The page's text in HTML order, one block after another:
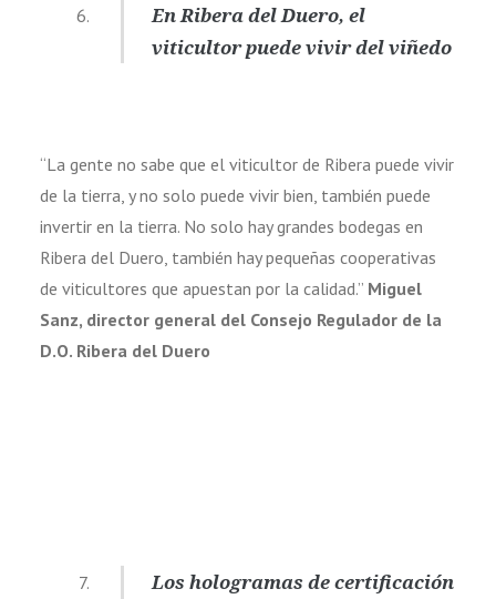
En Ribera del Duero, el
viticultor puede vivir del viñedo
“La gente no sabe que el viticultor de Ribera puede vivir
de la tierra, y no solo puede vivir bien, también puede
invertir en la tierra. No solo hay grandes bodegas en
Ribera del Duero, también hay pequeñas cooperativas
de viticultores que apuestan por la calidad.” Miguel
Sanz, director general del Consejo Regulador de la
D.O. Ribera del Duero
Los hologramas de certificación